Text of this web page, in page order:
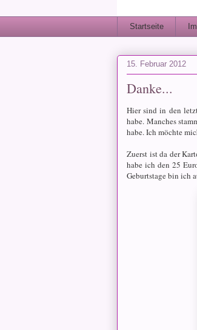
Startseite
15. Februar 2012
Danke...
Hier sind in den
habe. Manches
habe. Ich möchte
Zuerst ist da der
habe ich den 25
Geburtstage bin ich